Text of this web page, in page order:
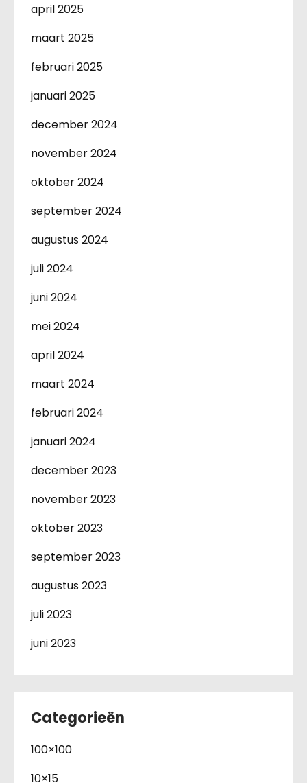
april 2025
maart 2025
februari 2025
januari 2025
december 2024
november 2024
oktober 2024
september 2024
augustus 2024
juli 2024
juni 2024
mei 2024
april 2024
maart 2024
februari 2024
januari 2024
december 2023
november 2023
oktober 2023
september 2023
augustus 2023
juli 2023
juni 2023
Categorieën
100×100
10×15